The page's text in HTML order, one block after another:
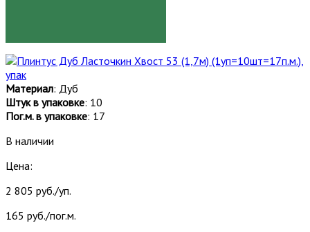
Материал: Дуб
Штук в упаковке: 10
Пог.м. в упаковке: 17
В наличии
Цена:
2 805 руб./уп.
165 руб./пог.м.